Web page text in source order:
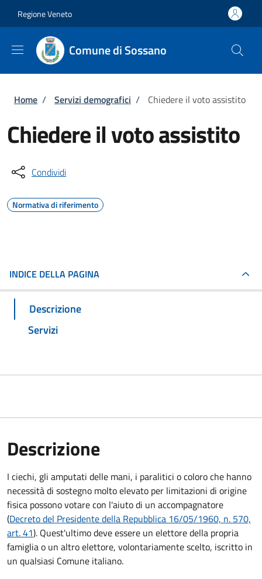
Regione Veneto
Comune di Sossano
Briciole di pane
Home / Servizi demografici / Chiedere il voto assistito
Chiedere il voto assistito
Condividi
Normativa di riferimento
INDICE DELLA PAGINA
Descrizione
Servizi
Descrizione
I ciechi, gli amputati delle mani, i paralitici o coloro che hanno
necessità di sostegno molto elevato per limitazioni di origine
fisica possono votare con l'aiuto di un accompagnatore
(Decreto del Presidente della Repubblica 16/05/1960, n. 570,
art. 41). Quest'ultimo deve essere un elettore della propria
famiglia o un altro elettore, volontariamente scelto, iscritto in
un qualsiasi Comune italiano.